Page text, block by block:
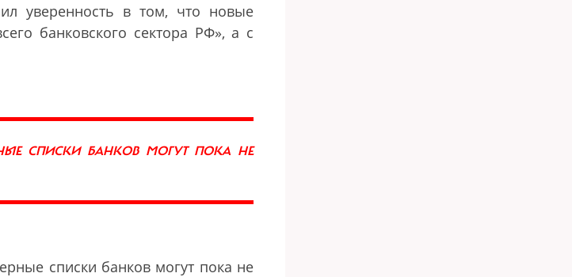
уверенность в том, что новые
банковского сектора РФ», а с
СПИСКИ БАНКОВ МОГУТ ПОКА НЕ
списки банков могут пока не